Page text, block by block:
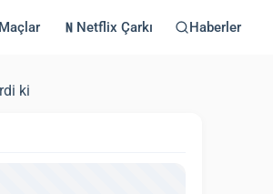
Netflix Çarkı Haberler
ki